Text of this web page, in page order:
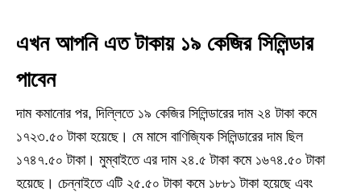
এখন আপনি এত টাকায় ১৯ কেজির সিলিন্ডার
পাবেন
দাম কমানোর পর, দিল্লিতে ১৯ কেজির সিলিন্ডারের দাম ২৪ টাকা কমে
১৭২৩.৫০ টাকা হয়েছে। মে মাসে বাণিজ্যিক সিলিন্ডারের দাম ছিল
১৭৪৭.৫০ টাকা। মুম্বাইতে এর দাম ২৪.৫ টাকা কমে ১৬৭৪.৫০ টাকা
হয়েছে। চেন্নাইতে এটি ২৫.৫০ টাকা কমে ১৮৮১ টাকা হয়েছে এবং